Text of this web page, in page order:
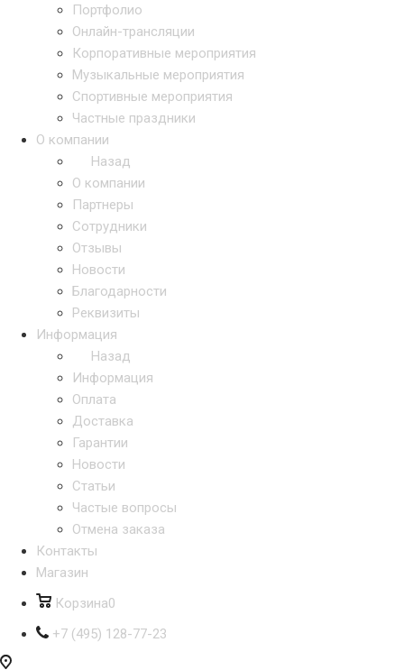
Портфолио
Онлайн-трансляции
Корпоративные мероприятия
Музыкальные мероприятия
Спортивные мероприятия
Частные праздники
О компании
Назад
О компании
Партнеры
Сотрудники
Отзывы
Новости
Благодарности
Реквизиты
Информация
Назад
Информация
Оплата
Доставка
Гарантии
Новости
Статьи
Частые вопросы
Отмена заказа
Контакты
Магазин
Корзина0
+7 (495) 128-77-23